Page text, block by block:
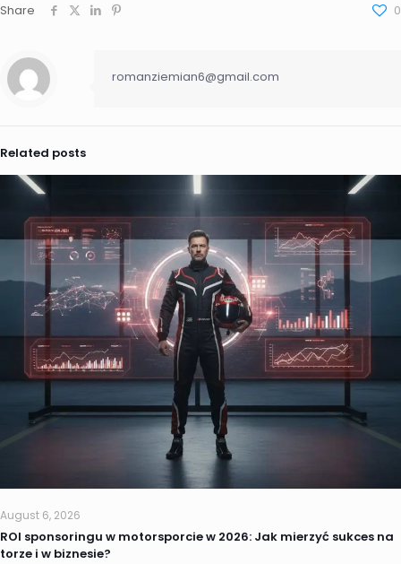
Share 0
romanziemian6@gmail.com
Related posts
August 6, 2026
ROI sponsoringu w motorsporcie w 2026: Jak mierzyć sukces na
torze i w biznesie?